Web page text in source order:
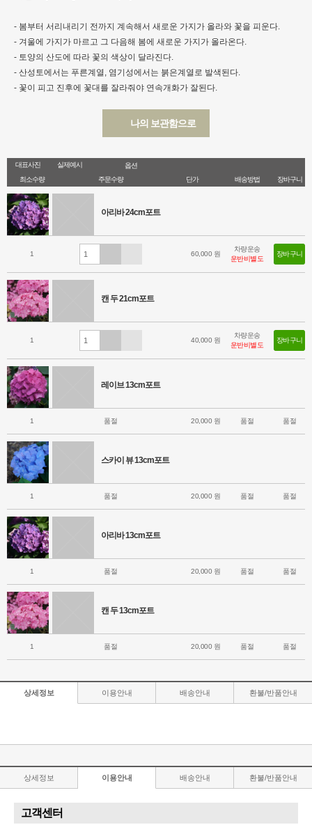
- 봄부터 서리내리기 전까지 계속해서 새로운 가지가 올라와 꽃을 피운다.
- 겨울에 가지가 마르고 그 다음해 봄에 새로운 가지가 올라온다.
- 토양의 산도에 따라 꽃의 색상이 달라진다.
- 산성토에서는 푸른계열, 염기성에서는 붉은계열로 발색된다.
- 꽃이 피고 진후에 꽃대를 잘라줘야 연속개화가 잘된다.
나의 보관함으로
대표사진 실제예시
옵션
최소수량
주문수량 단가 배송방법 장바구니
아리바 24cm포트
1 60,000 원
차량운송
운반비별도
장바구니
캔 두 21cm포트
1 40,000 원
차량운송
운반비별도
장바구니
레이브 13cm포트
1 품절 20,000 원 품절 품절
스카이 뷰 13cm포트
1 품절 20,000 원 품절 품절
아리바 13cm포트
1 품절 20,000 원 품절 품절
캔 두 13cm포트
1 품절 20,000 원 품절 품절
상세정보 이용안내 배송안내 환불/반품안내
상세정보 이용안내 배송안내 환불/반품안내
고객센터